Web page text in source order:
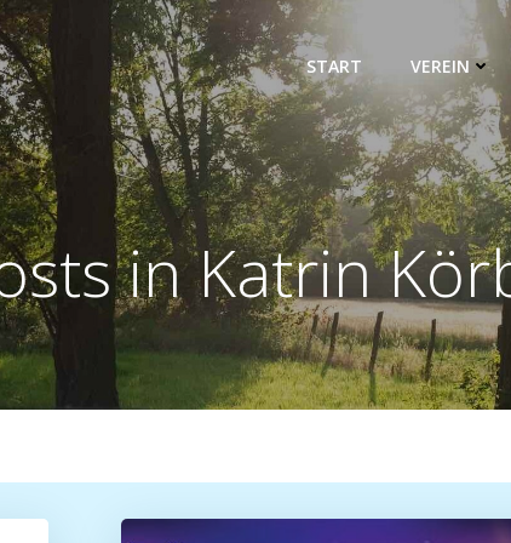
START VEREIN
inKatrin